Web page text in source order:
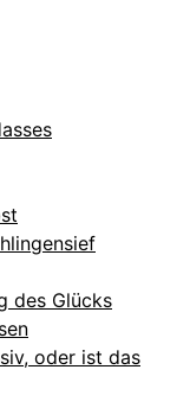
des Glücks
oder ist das